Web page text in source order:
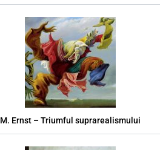
M. Ernst – Triumful suprarealismului